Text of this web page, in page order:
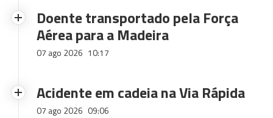
Doente transportado pela Força
Aérea para a Madeira
07 ago 2026 10:17
Acidente em cadeia na Via Rápida
07 ago 2026 09:06